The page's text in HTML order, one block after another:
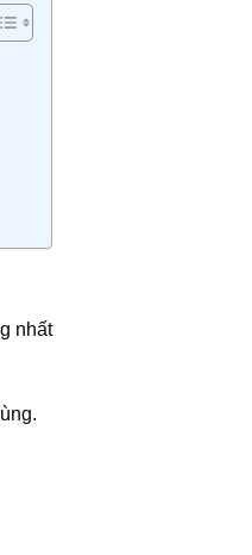
nhất